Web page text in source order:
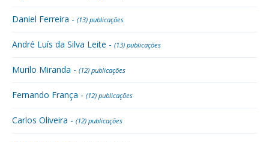
Daniel Ferreira - (13) publicações
André Luís da Silva Leite - (13) publicações
Murilo Miranda - (12) publicações
Fernando França - (12) publicações
Carlos Oliveira - (12) publicações